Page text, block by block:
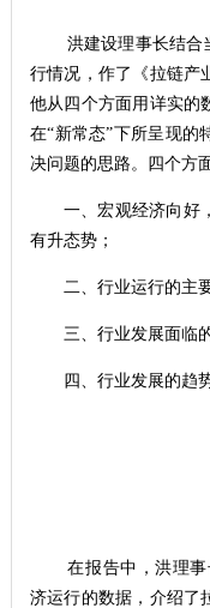
洪建设理事长结合
行情况，作了《拉链产
他从四个方面用详实的
在“新常态”下所呈现的
决问题的思路。四个方
一、宏观经济向好
有升态势；
二、行业运行的主
三、行业发展面临
四、行业发展的趋
在报告中，洪理
济运行的数据，介绍了